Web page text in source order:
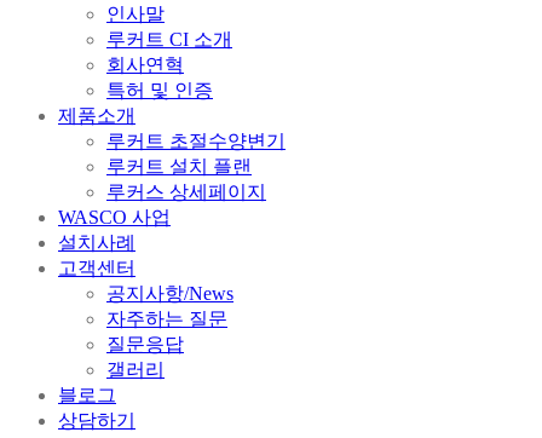
인사말
루커트 CI 소개
회사연혁
특허 및 인증
제품소개
루커트 초절수양변기
루커트 설치 플랜
루커스 상세페이지
WASCO 사업
설치사례
고객센터
공지사항/News
자주하는 질문
질문응답
갤러리
블로그
상담하기